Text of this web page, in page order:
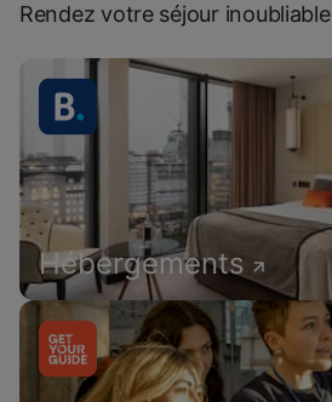
Rendez votre séjour inoubliable
Hébergements